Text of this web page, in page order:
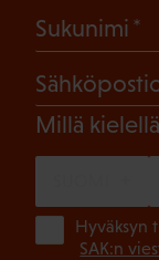
Sukunimi
Millä
Hyväksyn
SAK:n